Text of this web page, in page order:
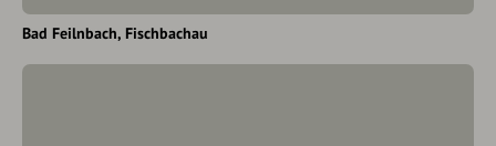
Bad Feilnbach Fischbachau